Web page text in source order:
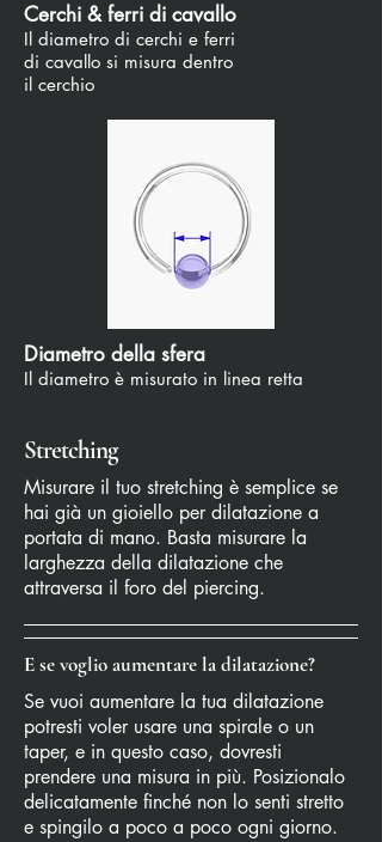
Cerchi & ferri di cavallo
Il diametro di cerchi e ferri
di cavallo si misura dentro
il cerchio
Diametro della sfera
Il diametro è misurato in linea retta
Stretching
Misurare il tuo stretching è semplice se
hai già un gioiello per dilatazione a
portata di mano. Basta misurare la
larghezza della dilatazione che
attraversa il foro del piercing.
E se voglio aumentare la dilatazione?
Se vuoi aumentare la tua dilatazione
potresti voler usare una spirale o un
taper, e in questo caso, dovresti
prendere una misura in più. Posizionalo
delicatamente finché non lo senti stretto
e spingilo a poco a poco ogni giorno.